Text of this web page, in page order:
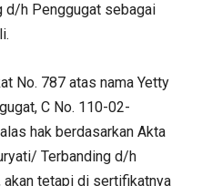
d/h Penggugat sebagai
No. 787 atas nama Yetty
C No. 110-02-
hak berdasarkan Akta
Terbanding d/h
akan tetapi di sertifikatnya